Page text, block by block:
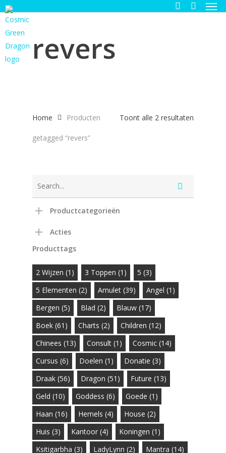
Skip
to
main
content
revers
Toont alle 2 resultaten
Home Producten
getagged “revers”
Productcategorieën
Acties
Producttags
2 Wijzen (1) 3 Toppen (1) 5 (3)
5 Elementen (2) Amulet (39) Angel (1)
Bergen (5) Blad (2) Blauw (17)
Boek (61) Charts (2) Children (12)
Chinees (13) Consult (1) Cosmic (14)
Cursus (6) Doelen (1) Donatie (3)
Draak (56) Dragon (51) Future (13)
Geld (10) Goddess (6) Goede (1)
Haan (16) Hemels (4) House (2)
Huis (3) Kantoor (4) Koningen (1)
Ksitigarbha (3) LadyLynn (2) Mantra (14)